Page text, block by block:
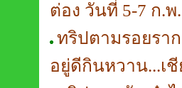
ต่อง วันที่ 5-7 ก.พ
ทริปตามรอยรา
อยู่ดีกินหวาน...เชี